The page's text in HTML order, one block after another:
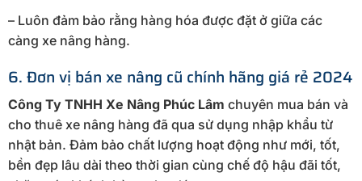
– Luôn đảm bảo rằng hàng hóa được đặt ở giữa các
càng xe nâng hàng.
6. Đơn vị bán xe nâng cũ chính hãng giá rẻ 2024
Công Ty TNHH Xe Nâng Phúc Lâm chuyên mua bán và
cho thuê xe nâng hàng đã qua sử dụng nhập khẩu từ
nhật bản. Đảm bảo chất lượng hoạt động như mới, tốt,
bền đẹp lâu dài theo thời gian cùng chế độ hậu đãi tốt,